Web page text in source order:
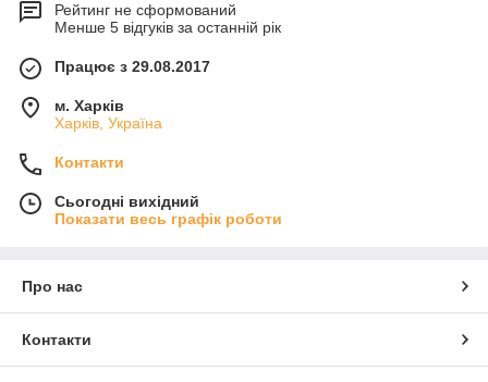
Рейтинг не сформований
Менше 5 відгуків за останній рік
Працює з 29.08.2017
м. Харків
Харків, Україна
Контакти
Сьогодні вихідний
Показати весь графік роботи
Про нас
Контакти